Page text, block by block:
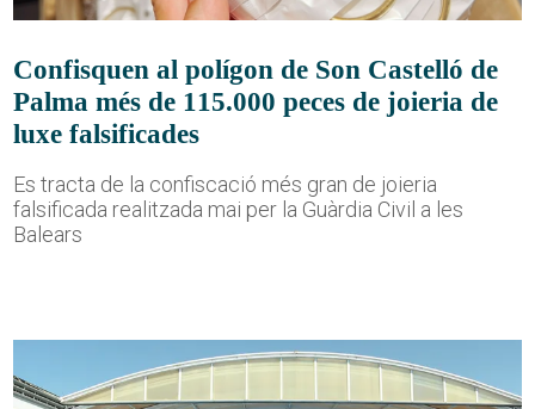
Confisquen al polígon de Son Castelló de
Palma més de 115.000 peces de joieria de
luxe falsificades
Es tracta de la confiscació més gran de joieria
falsificada realitzada mai per la Guàrdia Civil a les
Balears